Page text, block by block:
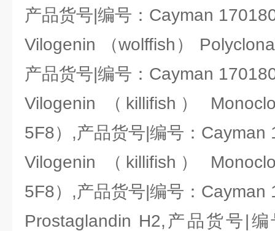
产品货号|编号：Cayman
Vilogenin （wolffish）
产品货号|编号：Cayman
Vilogenin （killifish）
5F8）,产品货号|编号：Cayman
Vilogenin （killifish）
5F8）,产品货号|编号：Cayman
Prostaglandin H2,产品货号|